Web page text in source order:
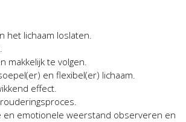
het lichaam loslaten.
makkelijk te volgen.
en flexibel(er) lichaam.
effect.
en emotionele weerstand observeren en